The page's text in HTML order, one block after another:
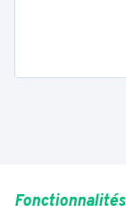
Fonctionnalités